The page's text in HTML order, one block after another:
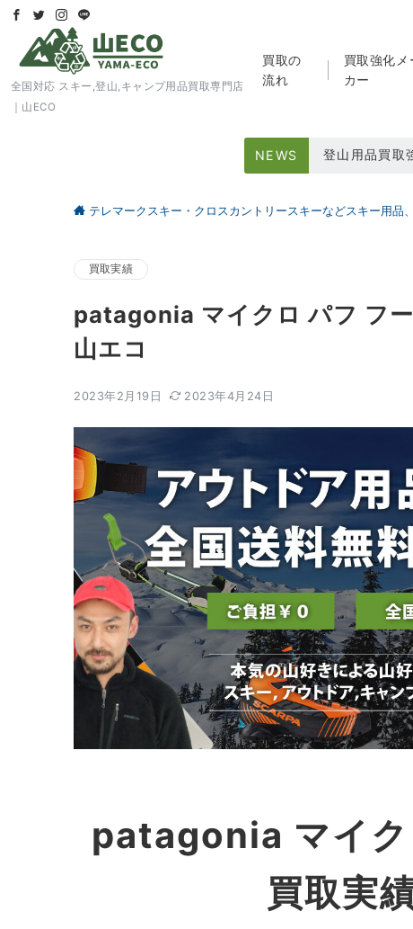
全国対応 スキー,登山,キャンプ用品買取専門店
｜山ECO
買取の
流れ
買取強化メ
カー
NEWS 登山用品買取
大好評アウト
テレマークスキー・クロスカントリースキーなどスキー用品
買取実績
patagonia マイクロ パフ フ
山エコ
2023年2月19日 2023年4月24日
patagonia マイク
買取実